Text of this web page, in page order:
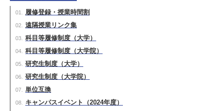
履修登録・授業時間割
遠隔授業リンク集
科目等履修制度（大学）
科目等履修制度（大学院）
研究生制度（大学）
研究生制度（大学院）
単位互換
キャンパスイベント（2024年度）